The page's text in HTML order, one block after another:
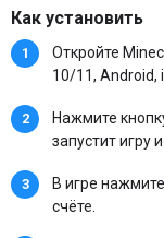
Как установить
Откройте
10/11, Android,
Нажмите
запустит игру
В игре
счёте.